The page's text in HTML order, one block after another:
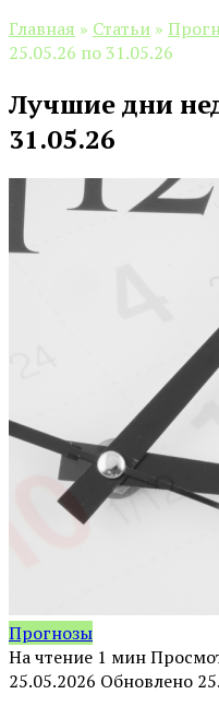
Главная » Статьи »
25.05.26 по 31.05.26
Лучшие дни
31.05.26
Прогнозы
На чтение 1 мин
25.05.2026 Обновлено